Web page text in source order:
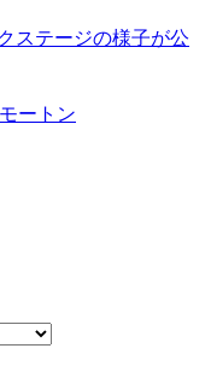
ステージの様子が公
ートン